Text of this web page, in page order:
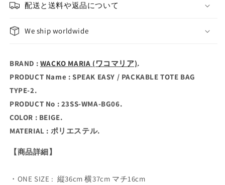
配送と送料や返品について
We ship worldwide
BRAND : WACKO MARIA (ワコマリア).
PRODUCT Name : SPEAK EASY / PACKABLE TOTE BAG
TYPE-2.
PRODUCT No : 23SS-WMA-BG06.
COLOR : BEIGE.
MATERIAL : ポリエステル.
【商品詳細】
・ ONE SIZE : 縦36cm 横37cm マチ16cm